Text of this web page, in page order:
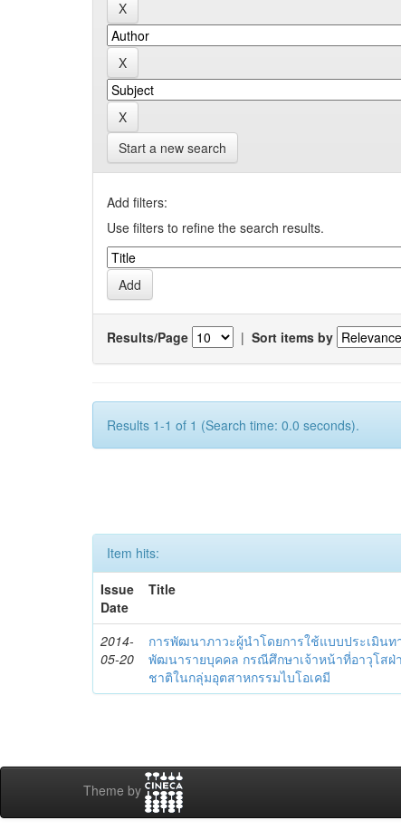
Start a new search
Add filters:
Use filters to refine the search results.
Results/Page | Sort items by
Results 1-1 of 1 (Search time: 0.0 seconds).
Item hits:
Issue
Date
Title
2014-
05-20
การพัฒนาภาวะผู้นำโดยการใช้แบบประเมิน
พัฒนารายบุคคล กรณีศึกษาเจ้าหน้าที่อาวุโสฝ่
ชาติในกลุ่มอุตสาหกรรมไบโอเคมี
Theme by